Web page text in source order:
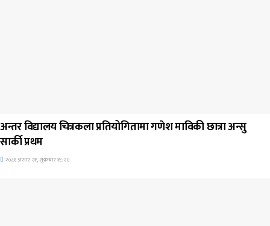
अन्तर विद्यालय चित्रकला प्रतियोगितामा गणेश माविकी छात्रा अन्सु
सार्की प्रथम
२०८१ असार २१, शुक्रबार १८:२०